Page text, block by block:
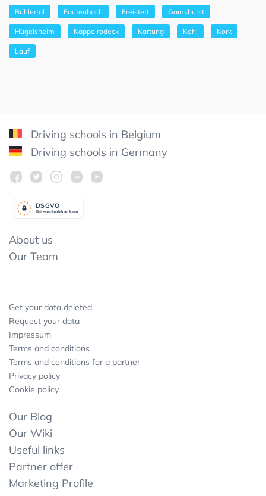
Bühlertal Fautenbach Freistett Gamshurst
Hügelsheim Kappelrodeck Kartung Kehl Kork
Lauf
Driving schools in Belgium
Driving schools in Germany
Datenschutzkonform
DSGVO
About us
Our Team
Get your data deleted
Request your data
Impressum
Terms and conditions
Terms and conditions for a partner
Privacy policy
Cookie policy
Our Blog
Our Wiki
Useful links
Partner offer
Marketing Profile